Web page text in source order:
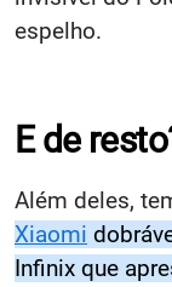
espelho.
E de
Além deles,
Xiaomi
Infinix que